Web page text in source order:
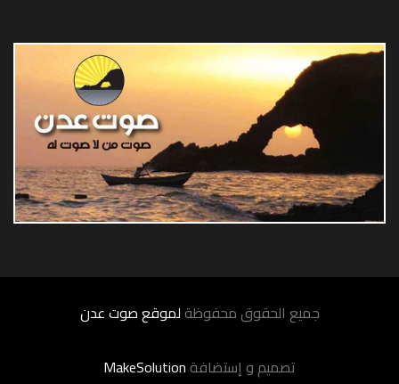
جميع الحقوق محفوظة لموقع صوت عدن
تصميم و إستضافة MakeSolution